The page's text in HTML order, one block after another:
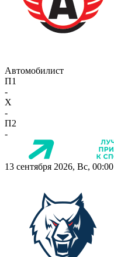
Автомобилист
П1
-
X
-
П2
-
13 сентября 2026, Вс, 00:00